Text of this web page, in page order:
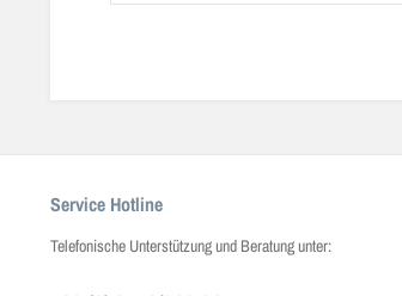
Service Hotline
Telefonische Unterstützung und Beratung unter: